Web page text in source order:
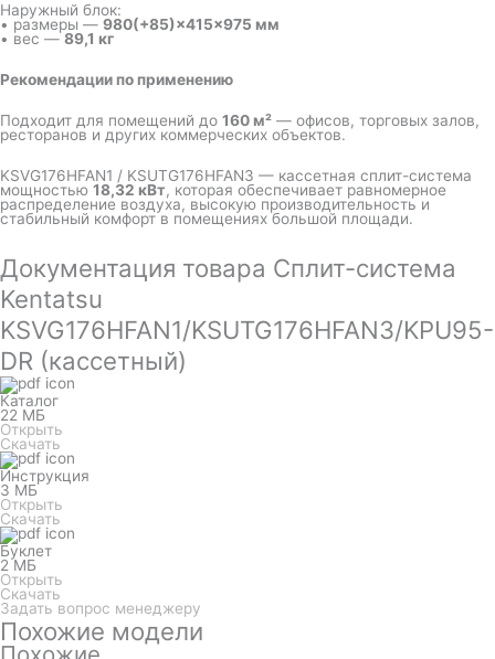
Наружный блок:
• размеры — 980(+85)×415×975 мм
• вес —89,1 кг
Рекомендации по применению
Подходит для помещений до 160 м² — офисов, торговых залов,
ресторанов и других коммерческих объектов.
KSVG176HFAN1 / KSUTG176HFAN3 — кассетная сплит-система
мощностью 18,32 кВт, которая обеспечивает равномерное
распределение воздуха, высокую производительность и
стабильный комфорт в помещениях большой площади.
Документация товара Сплит-система
Kentatsu
KSVG176HFAN1/KSUTG176HFAN3/KPU95-
DR (кассетный)
Каталог
22 МБ
Открыть
Скачать
Инструкция
3 МБ
Открыть
Скачать
Буклет
2 МБ
Открыть
Скачать
Задать вопрос менеджеру
Похожие модели